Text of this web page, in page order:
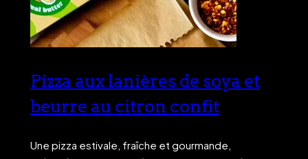
Pizza aux lanières de soya et
beurre au citron confit
Une pizza estivale, fraîche et gourmande,